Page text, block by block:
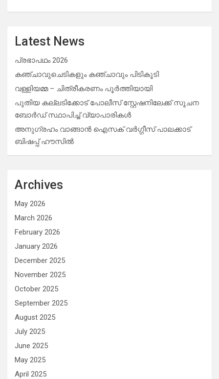
Latest News
പ്രഭാപഥം 2026
കഞ്ചാവുചെടികളും കഞ്ചാവും പിടികൂടി
വള്ളിയമ്മ – ചിത്രീകരണം പൂർത്തിയായി
പുതിയ കല്ലടിക്കോട് പോലീസ് സ്റ്റേഷനിലേക്ക് സൂചന
ബോർഡ് സ്ഥാപിച്ച് വ്യാപാരികൾ
അനുഗ്രഹം വാങ്ങാൻ ഐസക് വര്‍ഗ്ഗീസ് പാലക്കാട്
ബിഷപ്പ് ഹൗസില്‍
Archives
May 2026
March 2026
February 2026
January 2026
December 2025
November 2025
October 2025
September 2025
August 2025
July 2025
June 2025
May 2025
April 2025